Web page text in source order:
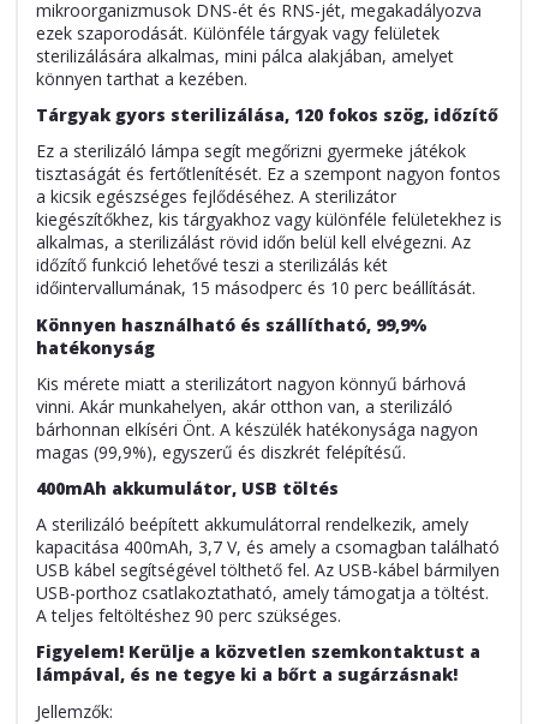
mikroorganizmusok DNS-ét és RNS-jét, megakadályozva
ezek szaporodását. Különféle tárgyak vagy felületek
sterilizálására alkalmas, mini pálca alakjában, amelyet
könnyen tarthat a kezében.
Tárgyak gyors sterilizálása, 120 fokos szög, időzítő
Ez a sterilizáló lámpa segít megőrizni gyermeke játékok
tisztaságát és fertőtlenítését. Ez a szempont nagyon fontos
a kicsik egészséges fejlődéséhez. A sterilizátor
kiegészítőkhez, kis tárgyakhoz vagy különféle felületekhez is
alkalmas, a sterilizálást rövid időn belül kell elvégezni. Az
időzítő funkció lehetővé teszi a sterilizálás két
időintervallumának, 15 másodperc és 10 perc beállítását.
Könnyen használható és szállítható, 99,9%
hatékonyság
Kis mérete miatt a sterilizátort nagyon könnyű bárhová
vinni. Akár munkahelyen, akár otthon van, a sterilizáló
bárhonnan elkíséri Önt. A készülék hatékonysága nagyon
magas (99,9%), egyszerű és diszkrét felépítésű.
400mAh akkumulátor, USB töltés
A sterilizáló beépített akkumulátorral rendelkezik, amely
kapacitása 400mAh, 3,7 V, és amely a csomagban található
USB kábel segítségével tölthető fel. Az USB-kábel bármilyen
USB-porthoz csatlakoztatható, amely támogatja a töltést.
A teljes feltöltéshez 90 perc szükséges.
Figyelem! Kerülje a közvetlen szemkontaktust a
lámpával, és ne tegye ki a bőrt a sugárzásnak!
Jellemzők: